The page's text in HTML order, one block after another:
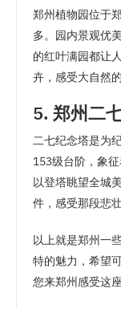
郑州植物园位于
多。园内景观优
的红叶满园都让
卉，感受大自然
5. 郑州二
二七纪念塔是为
153级台阶，象
以登塔眺望全城
件，感受那段悲
以上就是郑州一
特的魅力，希望
您来郑州感受这